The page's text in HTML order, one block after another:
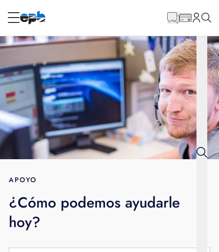
RESIDENCIAL
Internet
Energía
Televisión
BLOG
APOYO
principal
APOYO
¿Cómo podemos ayudarle
hoy?